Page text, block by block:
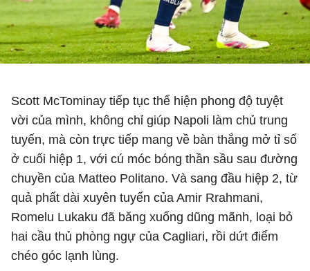
Scott McTominay tiếp tục thể hiện phong độ tuyệt
vời của mình, không chỉ giúp Napoli làm chủ trung
tuyến, mà còn trực tiếp mang về bàn thắng mở tỉ số
ở cuối hiệp 1, với cú móc bóng thần sầu sau đường
chuyền của Matteo Politano. Và sang đầu hiệp 2, từ
quả phất dài xuyên tuyến của Amir Rrahmani,
Romelu Lukaku đã băng xuống dũng mãnh, loại bỏ
hai cầu thủ phòng ngự của Cagliari, rồi dứt điểm
chéo góc lạnh lùng.